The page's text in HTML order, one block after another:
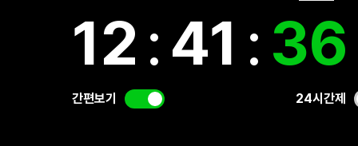
12 :41 : 37
간편보기 24시간제